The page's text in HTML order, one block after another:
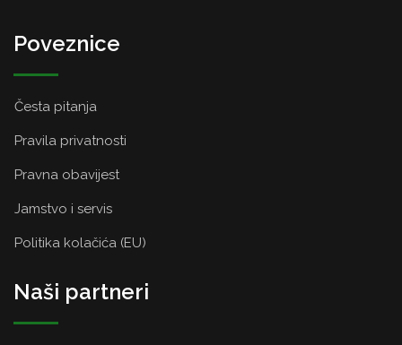
Poveznice
Česta pitanja
Pravila privatnosti
Pravna obavijest
Jamstvo i servis
Politika kolačića (EU)
Naši partneri